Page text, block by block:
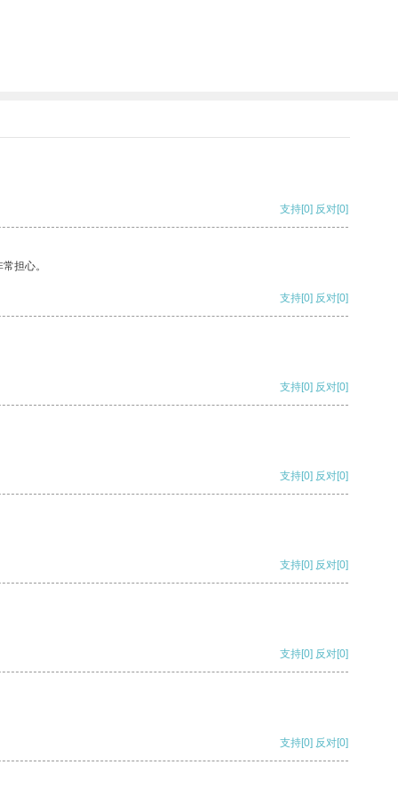
支持[0] 反对[0]
担心。
支持[0] 反对[0]
支持[0] 反对[0]
支持[0] 反对[0]
支持[0] 反对[0]
支持[0] 反对[0]
支持[0] 反对[0]